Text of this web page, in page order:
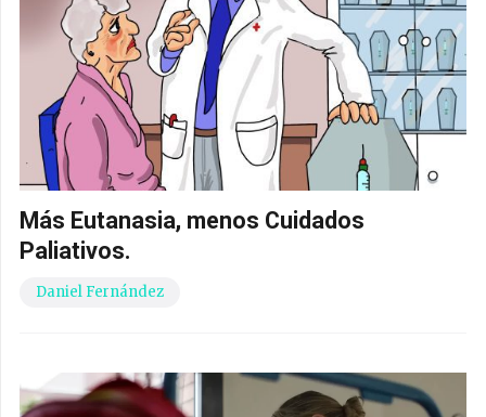
Más Eutanasia, menos Cuidados
Paliativos.
Daniel Fernández